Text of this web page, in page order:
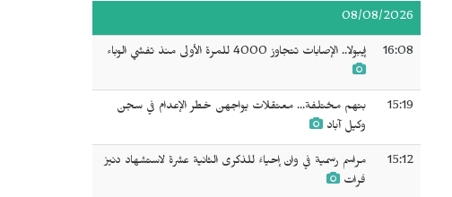
08/08/2026
16:08 إيبولا.. الإصابات تتجاوز 4000 للمرة الأولى منذ تفشي الوباء
15:19
بتهم مختلفة... معتقلات يواجهن خطر الإعدام في سجن
وكيل آباد
15:12
مراسم رسمية في وان إحياءً للذكرى الثانية عشرة لاستشهاد دنيز
فرات